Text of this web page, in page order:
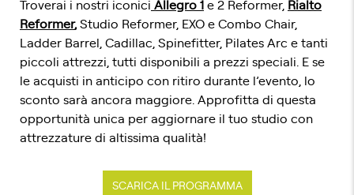
Troverai i nostri iconici Allegro 1 e 2 Reformer, Rialto
Reformer, Studio Reformer, EXO e Combo Chair,
Ladder Barrel, Cadillac, Spinefitter, Pilates Arc e tanti
piccoli attrezzi, tutti disponibili a prezzi speciali. E se
le acquisti in anticipo con ritiro durante l’evento, lo
sconto sarà ancora maggiore. Approfitta di questa
opportunità unica per aggiornare il tuo studio con
attrezzature di altissima qualità!
SCARICA IL PROGRAMMA